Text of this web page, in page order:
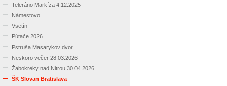
Teleráno Markíza 4.12.2025
Námestovo
Vsetín
Pútače 2026
Pstruša Masarykov dvor
Neskoro večer 28.03.2026
Žabokreky nad Nitrou 30.04.2026
ŠK Slovan Bratislava